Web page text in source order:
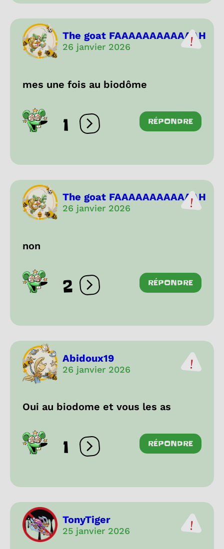
The goat FAAAAAAAAAAAAH
26 janvier 2026
mes une fois au biodôme
1 Ouvrir les réactions
RÉPONDRE
The goat FAAAAAAAAAAAAH
26 janvier 2026
non
2 Ouvrir les réactions
RÉPONDRE
Abidoux19
26 janvier 2026
Oui au biodome et vous les as
1 Ouvrir les réactions
RÉPONDRE
TonyTiger
25 janvier 2026